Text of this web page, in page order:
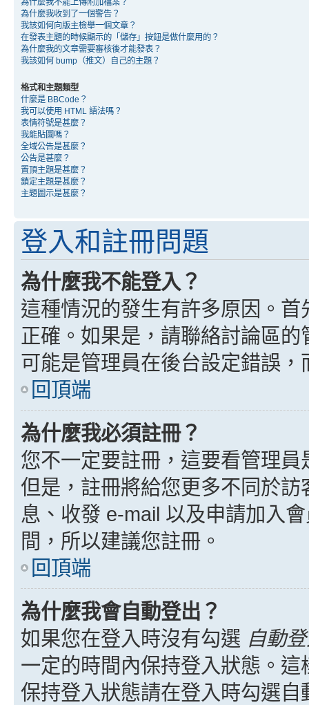
為什麼我收到了一個警告？
我該如何向版主檢舉一個文章？
在發表主題的時候顯示的「儲存」按鈕是做什麼用的？
為什麼我的文章需要審核後才能發表？
我該如何 bump（推文）自己的主題？
格式和主題類型
什麼是 BBCode？
我可以使用 HTML 語法嗎？
表情符號是甚麼？
我能貼圖嗎？
全域公告是甚麼？
公告是甚麼？
置頂主題是甚麼？
鎖定主題是甚麼？
主題圖示是甚麼？
登入和註冊問題
為什麼我不能登入？
這種情況的發生有許多原因。
正確。如果是，請聯絡討論區
可能是管理員在後台設定錯誤
回頂端
為什麼我必須註冊？
您不一定要註冊，這要看管理
但是，註冊將給您更多不同於
息、收發 e-mail 以及申請加入
間，所以建議您註冊。
回頂端
為什麼我會自動登出？
如果您在登入時沒有勾選 自動
一定的時間內保持登入狀態。
保持登入狀態請在登入時勾選